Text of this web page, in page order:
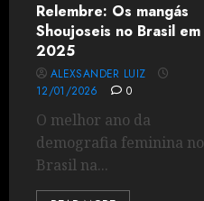
Relembre: Os mangás
Shoujoseis no Brasil em
2025
ALEXSANDER LUIZ
12/01/2026
0
O melhor ano da
demografia feminina no
Brasil na...